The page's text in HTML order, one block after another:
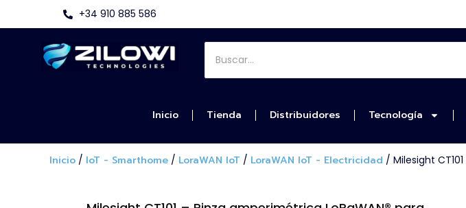
+34 910 885 586
Inicio Tienda Distribuidores Tecnología
Inicio / IoT - Smarthome / LoraWAN IoT / LoraWAN IoT - Electricidad / Milesight